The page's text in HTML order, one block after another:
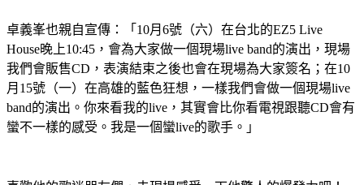
卓義峯也親自宣傳：「10月6號（六）在台北的EZ5 Live
House晚上10:45，會為大家做一個現場live band的演出，現場
我們會販售CD，表演結束之後也會在現場為大家簽名；在10
月15號（一）在高雄的藍色狂想，一樣我們會做一個現場live
band的演出。你來看我的live，其實會比你看電視跟聽CD會有
蠻不一樣的感受。我是一個蠻live的歌手。」